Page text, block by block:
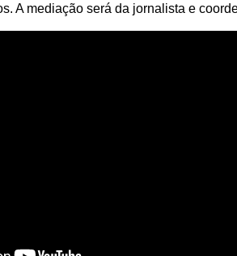
A mediação será da jornalista e